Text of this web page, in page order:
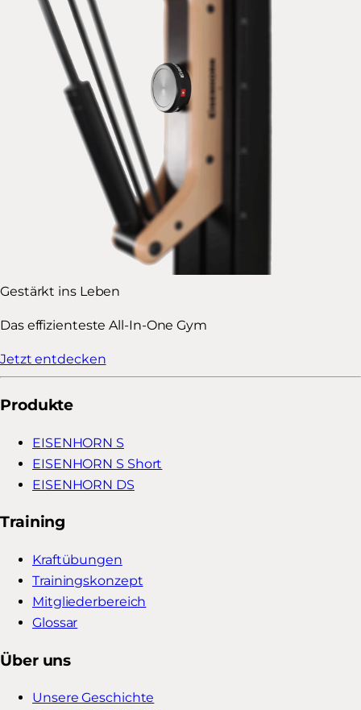
Gestärkt ins Leben
Das effizienteste All-In-One Gym
Jetzt entdecken
Produkte
EISENHORN S
EISENHORN S Short
EISENHORN DS
Training
Kraftübungen
Trainingskonzept
Mitgliederbereich
Glossar
Über uns
Unsere Geschichte